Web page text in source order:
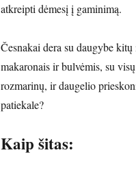
atkreipti dėmesį į gaminimą.
Česnakai dera su daugybe
makaronais ir bulvėmis, su
rozmarinų, ir daugelio
patiekale?
Kaip šitas: